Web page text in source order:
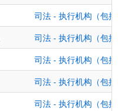
司法 - 执行机构（包
司法 - 执行机构（包
司法 - 执行机构（包
司法 - 执行机构（包
司法 - 执行机构（包